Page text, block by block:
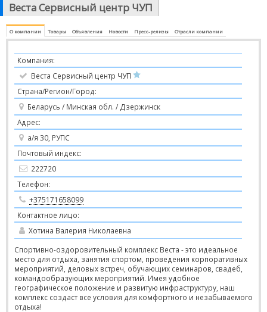
Веста Сервисный центр ЧУП
О компании Товары Объявления Новости Пресс-релизы Отрасли компании
Компания:
Веста Сервисный центр ЧУП
Страна/Регион/Город:
Беларусь / Минская обл. / Дзержинск
Адрес:
а/я 30, РУПС
Почтовый индекс:
222720
Телефон:
+375171658099
Контактное лицо:
Хотина Валерия Николаевна
Спортивно-оздоровительный комплекс Веста - это идеальное
место для отдыха, занятия спортом, проведения корпоративных
мероприятий, деловых встреч, обучающих семинаров, свадеб,
командообразующих мероприятий. Имея удобное
географическое положение и развитую инфраструктуру, наш
комплекс создаст все условия для комфортного и незабываемого
отдыха!